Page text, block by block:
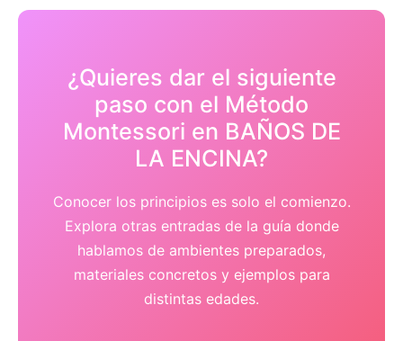
¿Quieres dar el siguiente
paso con el Método
Montessori en BAÑOS DE
LA ENCINA?
Conocer los principios es solo el comienzo.
Explora otras entradas de la guía donde
hablamos de ambientes preparados,
materiales concretos y ejemplos para
distintas edades.